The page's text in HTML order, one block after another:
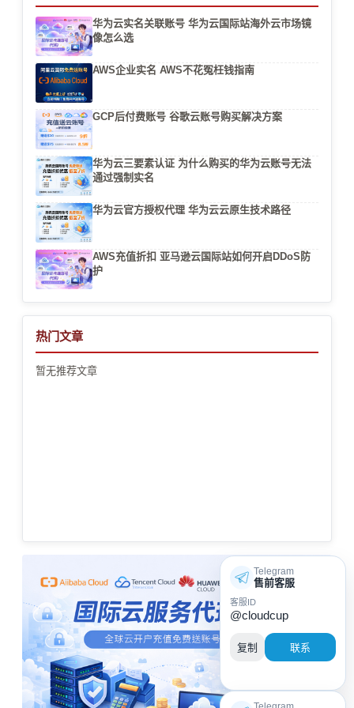
华为云实名关联账号 华为云国际站海外云市场镜
像怎么选
AWS企业实名 AWS不花冤枉钱指南
GCP后付费账号 谷歌云账号购买解决方案
华为云三要素认证 为什么购买的华为云账号无法
通过强制实名
华为云官方授权代理 华为云云原生技术路径
AWS充值折扣 亚马逊云国际站如何开启DDoS防
护
热门文章
暂无推荐文章
Telegram
售前客服
客服ID
@cloudcup
复制 联系